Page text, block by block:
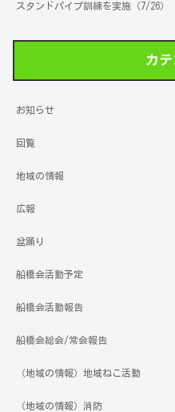
スタンドパイプ訓練を実施（7/26）
カ
お知らせ
回覧
地域の情報
広報
盆踊り
船橋会活動予定
船橋会活動報告
船橋会総会/常会報告
（地域の情報）地域ねこ活動
（地域の情報）消防